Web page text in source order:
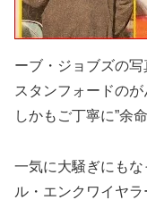
ーブ・ジョブズの写
スタンフォードの
しかもご丁寧に”余
一気に大騒ぎにも
ル・エンクワイヤ